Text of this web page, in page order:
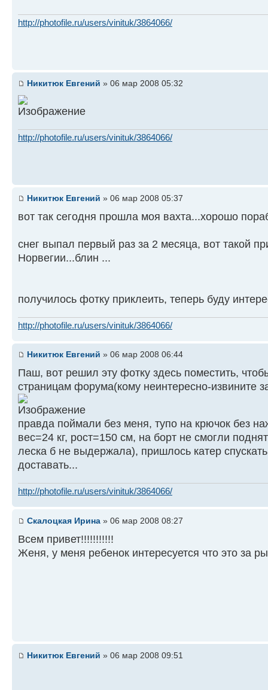
http://photofile.ru/users/vinituk/3864066/
Никитюк Евгений » 06 мар 2008 05:32
http://photofile.ru/users/vinituk/3864066/
Никитюк Евгений » 06 мар 2008 05:37
вот так сегодня прошла моя вахта...хорошо
снег выпал первый раз за 2 месяца, вот такой
Норвегии...блин ...
получилось фотку приклеить, теперь буду
http://photofile.ru/users/vinituk/3864066/
Никитюк Евгений » 06 мар 2008 06:44
Паш, вот решил эту фотку здесь поместить,
страницам форума(кому неинтересно-извините
правда поймали без меня, тупо на крючок без
вес=24 кг, рост=150 см, на борт не смогли
леска б не выдержала), пришлось катер
доставать...
http://photofile.ru/users/vinituk/3864066/
Скалоцкая Ирина » 06 мар 2008 08:27
Всем привет!!!!!!!!!!!
Женя, у меня ребенок интересуется что это за
Никитюк Евгений » 06 мар 2008 09:51